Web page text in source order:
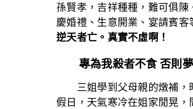
孫賢孝，吉祥種種，難可俱
慶婚禮、生意開業、宴請賓
逆天者亡。真實不虛啊！
專為我殺者不食 否則夢
三姐學到父母親的燉補，時
假日，天氣寒冷在姐家閒晃